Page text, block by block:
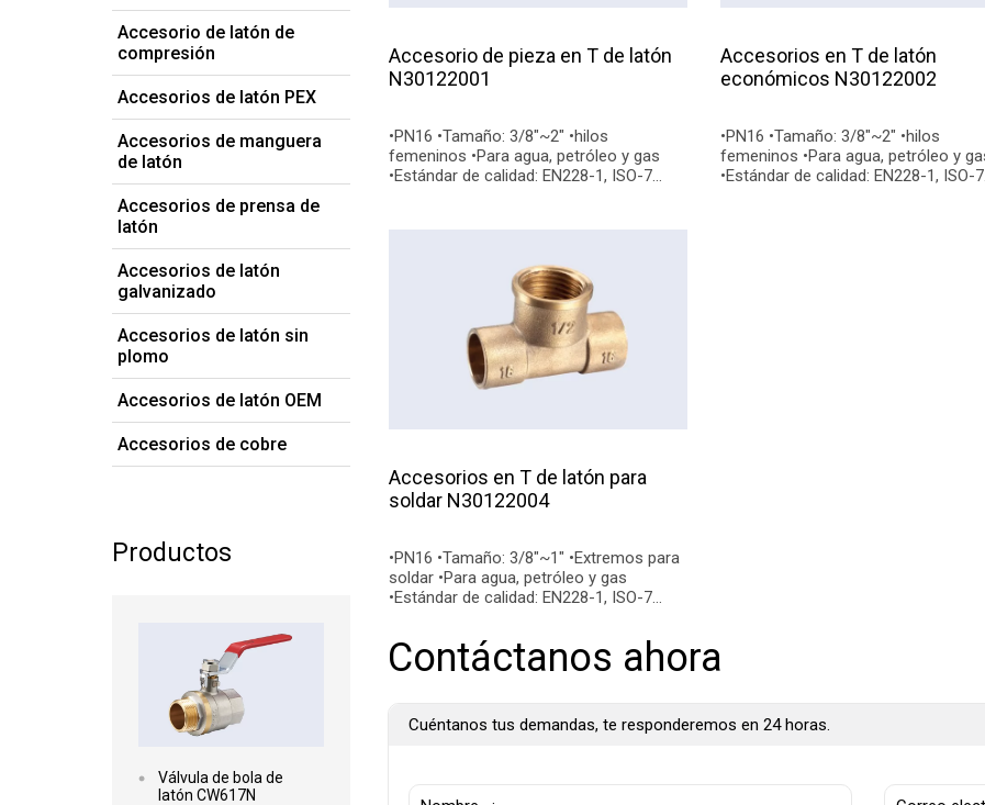
Accesorio de latón de
compresión
Accesorios de latón PEX
Accesorios de manguera
de latón
Accesorios de prensa de
latón
Accesorios de latón
galvanizado
Accesorios de latón sin
plomo
Accesorios de latón OEM
Accesorios de cobre
Productos
Válvula de bola de
latón CW617N
Accesorio de pieza en T de latón
N30122001
•PN16 •Tamaño: 3/8"~2" •hilos
femeninos •Para agua, petróleo y gas
•Estándar de calidad: EN228-1, ISO-7
Accesorios en T de latón
económicos N30122002
•PN16 •Tamaño: 3/8"~2" •hilos
femeninos •Para agua, petróleo y gas
•Estándar de calidad: EN228-1, ISO-7
Accesorios en T de latón para
soldar N30122004
•PN16 •Tamaño: 3/8"~1" •Extremos para
soldar •Para agua, petróleo y gas
•Estándar de calidad: EN228-1, ISO-7
Contáctanos ahora
Cuéntanos tus demandas, te responderemos en 24 horas.